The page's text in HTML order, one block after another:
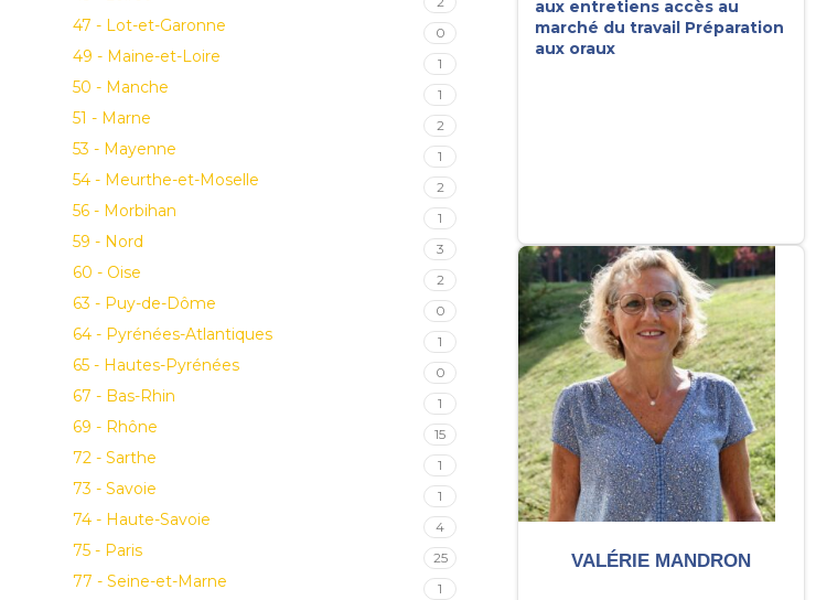
47 - Lot-et-Garonne 0
49 - Maine-et-Loire 1
50 - Manche 1
51 - Marne 2
53 - Mayenne 1
54 - Meurthe-et-Moselle 2
56 - Morbihan 1
59 - Nord 3
60 - Oise 2
63 - Puy-de-Dôme 0
64 - Pyrénées-Atlantiques 1
65 - Hautes-Pyrénées 0
67 - Bas-Rhin 1
69 - Rhône 15
72 - Sarthe 1
73 - Savoie 1
74 - Haute-Savoie 4
75 - Paris 25
77 - Seine-et-Marne 1
aux entretiens accès au
marché du travail Préparation
aux oraux
VALÉRIE MANDRON